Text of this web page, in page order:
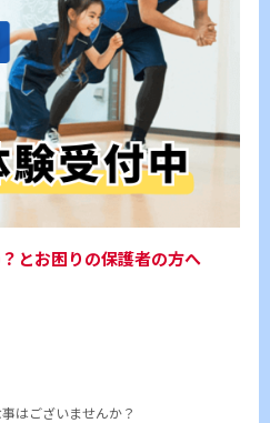
とお困りの保護者の方へ
はございませんか？